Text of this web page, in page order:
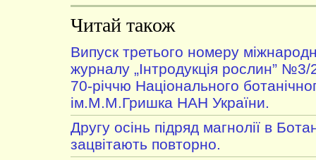
Читай також
Випуск третього номеру
журналу „Інтродукція рослин”
70-річчю Національного
ім.М.М.Гришка НАН України.
Другу осінь підряд магнолії в
зацвітають повторно.